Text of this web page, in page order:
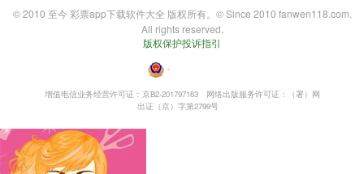
© 2010 至今 彩票app下载软件大全 版权所有。© Since 2010 fanwen118.com.
All rights reserved.
版权保护投诉指引
・
增值电信业务经营许可证：京B2-201797163
网络出版服务许可证：（署）网
出证（京）字第2799号